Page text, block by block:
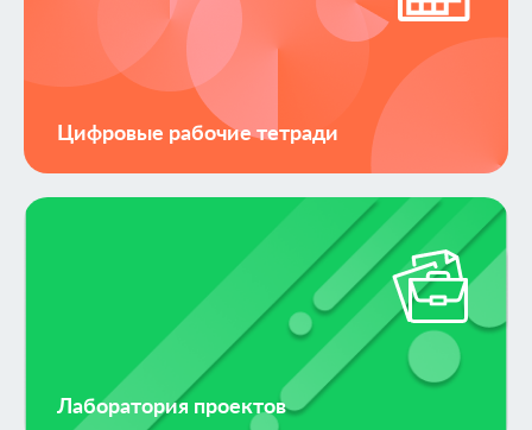
Цифровые рабочие тетради
Лаборатория проектов